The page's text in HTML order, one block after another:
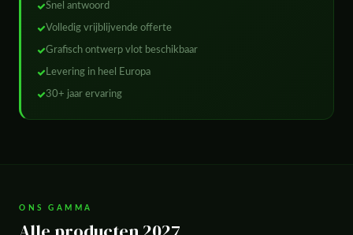
Snel antwoord
Volledig vrijblijvende offerte
Grafisch ontwerp vlot beschikbaar
Levering in heel Europa
30+ jaar ervaring
ONS GAMMA